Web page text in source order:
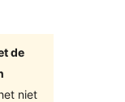
de
niet